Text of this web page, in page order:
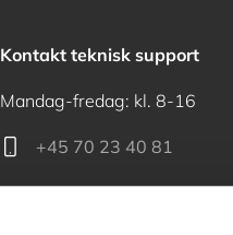
Kontakt teknisk support
Mandag-fredag: kl. 8-16
+45 70 23 40 81